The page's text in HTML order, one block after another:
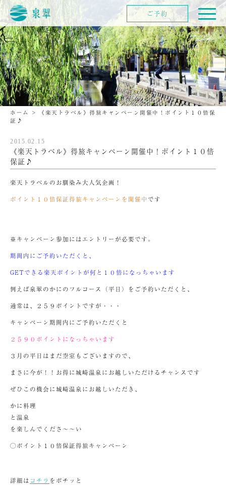
ホーム >
《楽天トラベル》得旅キャンペーン開催中！ポイント１０倍保
証♪
2015.02.15
《楽天トラベル》得旅キャンペーン開催中！ポイント１０倍
保証♪
楽天トラベルのお馴染み大人気企画！
ポイント１０倍保証得旅キャンペーンを開催中 です
※キャンペーン参加にはエントリーが必要です。
期間内にご予約いただくと、
GETできる楽天ポイントが何と１０倍になっちゃいます
例えば泉翠のかにのフルコース（平日）をご予約いただくと、
通常は、２５９ポイントですが・・・
キャンペーン期間内にご予約いただくと
２５９０ポイントになっちゃいます
３月の平日はまだ空室もございますので、
まさに今が！！お得に城崎温泉にお越しいただけるチャンスです
ぜひこの機会に城崎温泉にお越しいただき、
かに料理
と温泉
を楽しんでくださ～～い
◯ポイント１０倍保証得旅キャンペーン
詳細は コチラ をポチッと
ご予約